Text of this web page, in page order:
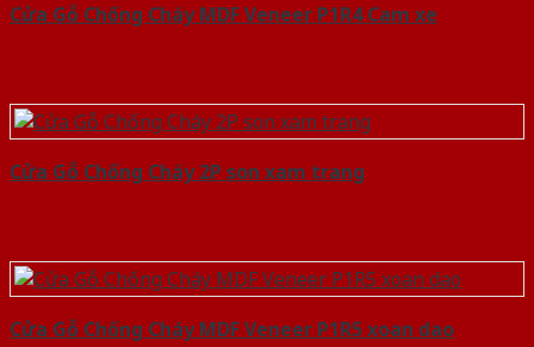
Cửa Gỗ Chống Cháy MDF Veneer P1R4 Cam xe
Cửa Gỗ Chống Cháy 2P son xam trang
Cửa Gỗ Chống Cháy MDF Veneer P1R5 xoan dao